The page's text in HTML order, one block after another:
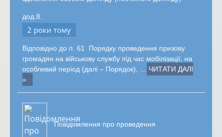
дод.8.
2 роки тому
Відповідно до п. 61 Порядку проведення призову
громадян на військову службу під час мобілізації, на
особливий період (далі – Порядок), …
ЧИТАТИ ДАЛІ
»
Повідомлення про проведення